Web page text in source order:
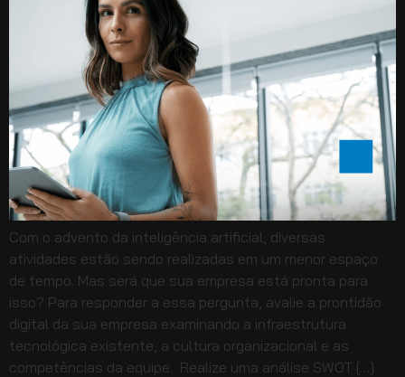
Com o advento da inteligência artificial, diversas
atividades estão sendo realizadas em um menor espaço
de tempo. Mas será que sua empresa está pronta para
isso? Para responder a essa pergunta, avalie a prontidão
digital da sua empresa examinando a infraestrutura
tecnológica existente, a cultura organizacional e as
competências da equipe. Realize uma análise SWOT […]